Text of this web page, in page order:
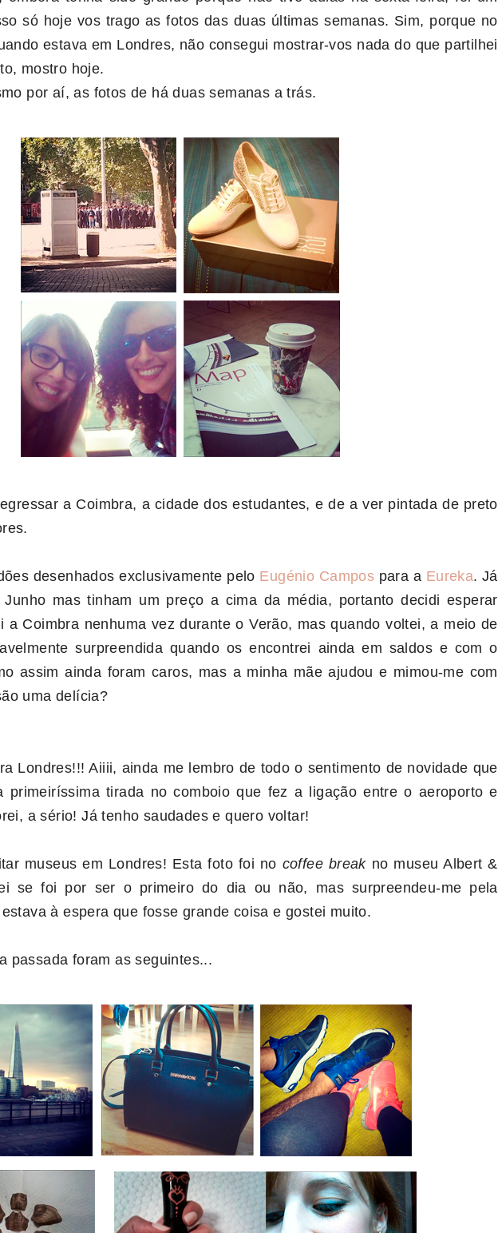
só hoje vos trago as fotos das duas últimas semanas. Sim, porque no
estava em Londres, não consegui mostrar-vos nada do que partilhei
mostro hoje.
por aí, as fotos de há duas semanas a trás.
a Coimbra, a cidade dos estudantes, e de a ver pintada de preto
desenhados exclusivamente pelo Eugénio Campos para a Eureka. Já
mas tinham um preço a cima da média, portanto decidi esperar
a Coimbra nenhuma vez durante o Verão, mas quando voltei, a meio de
surpreendida quando os encontrei ainda em saldos e com o
assim ainda foram caros, mas a minha mãe ajudou e mimou-me com
uma delícia?
Londres!!! Aiiii, ainda me lembro de todo o sentimento de novidade que
primeiríssima tirada no comboio que fez a ligação entre o aeroporto e
a sério! Já tenho saudades e quero voltar!
museus em Londres! Esta foto foi no coffee break no museu Albert &
se foi por ser o primeiro do dia ou não, mas surpreendeu-me pela
à espera que fosse grande coisa e gostei muito.
passada foram as seguintes...